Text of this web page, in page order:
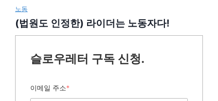
노동
(법원도 인정한) 라이더는 노동자다!
슬로우레터 구독 신청.
이메일 주소*